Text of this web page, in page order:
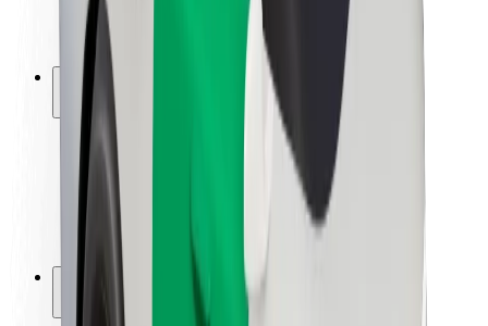
Media
Urban Fund
Säkerhet
Kundsäkerhet
Förarsäkerhet
Scootersäkerhet
Säkerhetslabb